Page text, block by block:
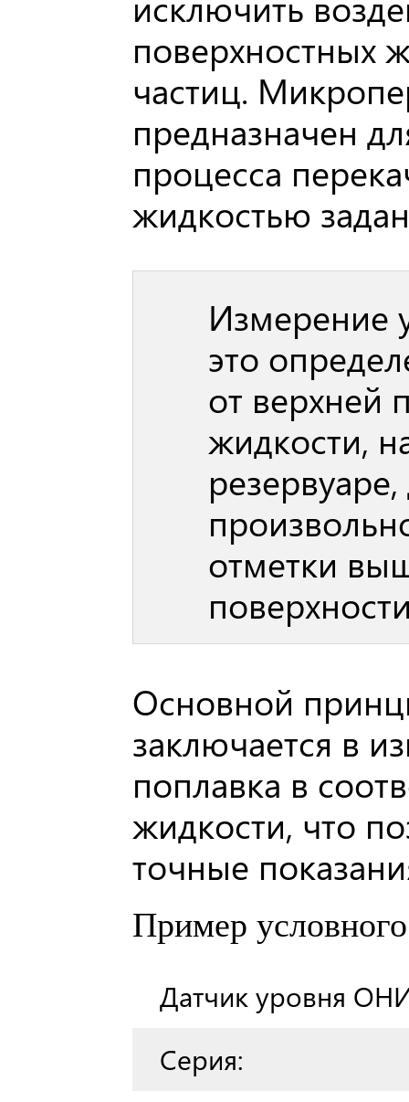
поверхностных
частиц.
предназначен
процесса
жидкостью
Измерение
это
от верхней
жидкости,
отметки
Основной
заключается в
поплавка в
жидкости, что
точные
Пример
Датчик уровня
Серия: